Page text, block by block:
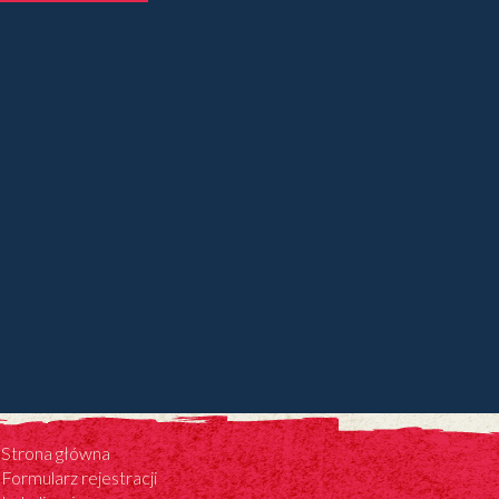
Strona główna
Formularz rejestracji